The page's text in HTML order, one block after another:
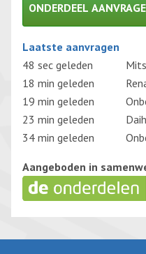
ONDERDEEL
Gelieve dit veld leeg te
Laatste aanvragen
48 sec geleden
18 min geleden
19 min geleden
23 min geleden
34 min geleden
Aangeboden in